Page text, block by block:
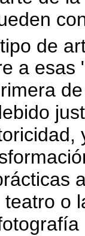
de
a
o